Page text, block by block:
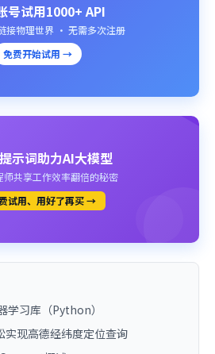
号试用1000+ API
接物理世界 · 无需多次注册
免费开始试用 →
示词助力AI大模型
师共享工作效率翻倍的秘密
试用、用好了再买 →
学习库（Python）
实现高德经纬度定位查询